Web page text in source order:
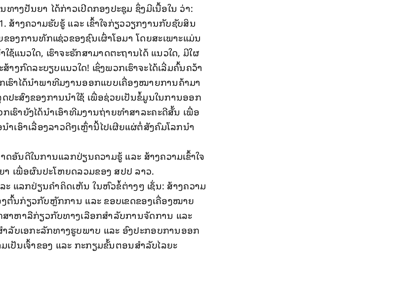
ງປັນຍາ ໄດ້ກ່າວເປີດກອງປະຊຸມ ຊຶ່ງມີເນື້ອໃນ ວ່າ:
າງຄວາມຮັບຮູ້ ແລະ ເຂົ້າໃຈກ່ຽວວຽກງານກັບຊັບສິນ
ການທັກແຊ່ວຂອງຊົນເຜົ່າໂອມາ ໂດຍສະເພາະແມ່ນ
ແນວໃດ, ເຮົາຈະຮັກສາມາດຕະຖານໄດ້ ແນວໃດ, ມີໃຜ
າງກົດລະບຽບແນວໃດ! ເຊິ່ງພວກເຮົາຈະໄດ້ເລີ່ມຄົ້ນຄວ້າ
ຮົາໄດ້ນຳພາທີມງານອອກແບບເຄື່ອງໝາຍການຄ້າມາ
ປະສົງຂອງການນຳໃຊ້ ເພື່ອຊ່ວຍເປັນຂໍ້ມູນໃນການອອກ
ຮົາຍັງໄດ້ນຳເອົາທີມງານຖ່າຍທຳສາລະຄະດີສັ້ນ ເພື່ອ
ເອົາເລື່ອງລາວດີໆເຫຼົ່ານີ້ໄປເຜີຍແຜ່ຕໍ່ສັງຄົມໂລກນຳ
ອັນດີໃນການແລກປ່ຽນຄວາມຮູ້ ແລະ ສ້າງຄວາມເຂົ້າໃຈ
ເພື່ອຜົນປະໂຫຍດລວມຂອງ ສປປ ລາວ.
ແລກປ່ຽນຄໍາຄິດເຫັນ ໃນຫົວຂໍ້ຕ່າງໆ ເຊັ່ນ: ສ້າງຄວາມ
ຕົ້ນກ່ຽວກັບຫຼັກການ ແລະ ຂອບເຂດຂອງເຄື່ອງໝາຍ
າຫາລືກ່ຽວກັບທາງເລືອກສຳລັບການຈັດການ ແລະ
ບເອກະລັກທາງຮູບພາບ ແລະ ອົງປະກອບການອອກ
ປັນເຈົ້າຂອງ ແລະ ກະກຽມຂັ້ນຕອນສຳລັບໄລຍະ